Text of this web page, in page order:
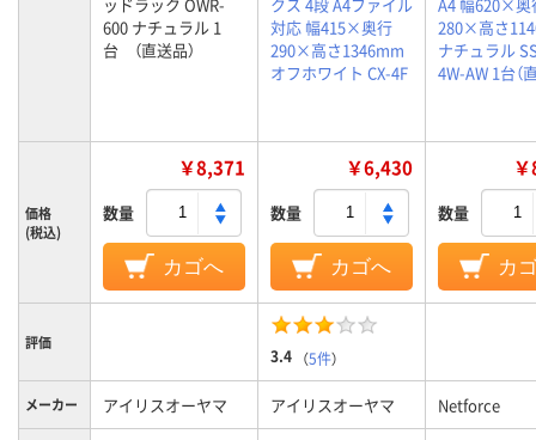
600 ナチュラル 1
台 （直送品）
対応 幅415×奥行
290×高さ1346mm
オフホワイト CX-4F
280×高さ
ナチュラル
4W-AW 1台（
価格
(税込)
￥8,371
数量
カゴへ
￥6,430
数量
カゴへ
数量
カ
評価
3.4 （5件）
メーカー アイリスオーヤマ アイリスオーヤマ Netforce